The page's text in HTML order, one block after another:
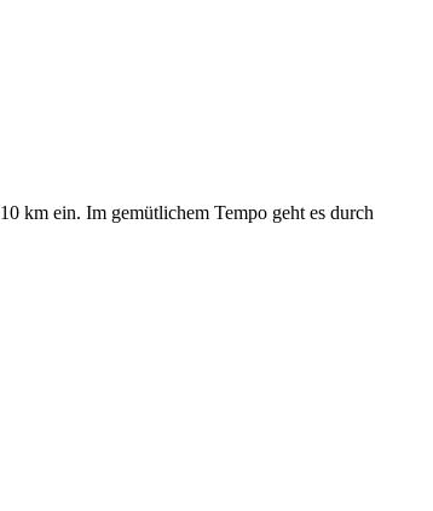
10 km ein. Im gemütlichem Tempo geht es durch